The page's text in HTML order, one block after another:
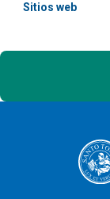
Sitios web